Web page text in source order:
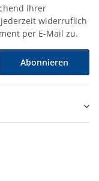
Ihrer
widerruflich
per E-Mail zu.
Abonnieren